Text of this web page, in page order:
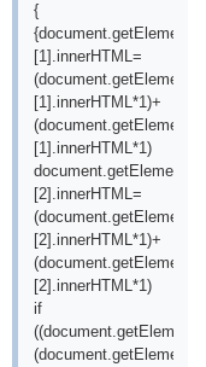
{
[1].innerHTML=
[1].innerHTML*1)+
[1].innerHTML*1)
[2].innerHTML=
[2].innerHTML*1)+
[2].innerHTML*1)
if